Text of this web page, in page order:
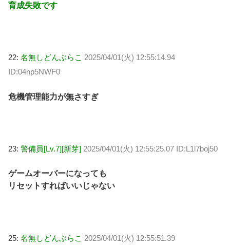
育成失敗です
22: 名無しどんぶらこ 2025/04/01(火) 12:55:14.94
ID:04np5NWF0
危機管理能力が無さすぎ
23: 警備員[Lv.7][新芽] 2025/04/01(火) 12:55:25.07 ID:L1l7boj50
ゲームオーバーになっても
リセットすればいいじゃない
25: 名無しどんぶらこ 2025/04/01(火) 12:55:51.39